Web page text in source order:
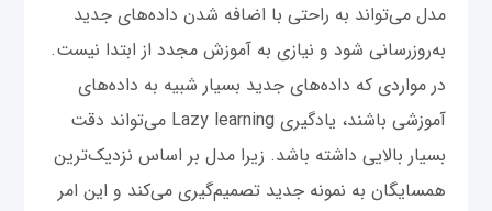
مدل می‌تواند به راحتی با اضافه شدن داده‌های جدید
به‌روزرسانی شود و نیازی به آموزش مجدد از ابتدا نیست.
در مواردی که داده‌های جدید بسیار شبیه به داده‌های
آموزشی باشند، یادگیری Lazy learning می‌تواند دقت
بسیار بالایی داشته باشد. زیرا مدل بر اساس نزدیک‌ترین
همسایگان به نمونه جدید تصمیم‌گیری می‌کند و این امر